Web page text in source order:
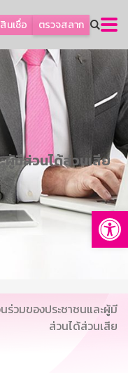
นเชื่อ ตรวจสลาก
ผู้มีส่วนได้ส่วนเสีย
ร่วมของประชาชนและผู้มี
ส่วนได้ส่วนเสีย